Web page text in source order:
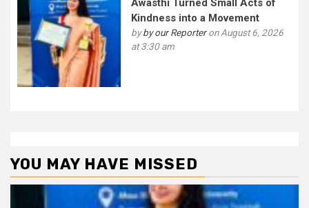
Awasthi Turned Small Acts of
Kindness into a Movement
byby our Reporteron August 6, 2026
at 3:30 am
YOU MAY HAVE MISSED